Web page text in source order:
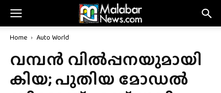
Home Auto World
വമ്പൻ വിൽപ്പനയുമായി
കിയ; പുതിയ മോഡൽ